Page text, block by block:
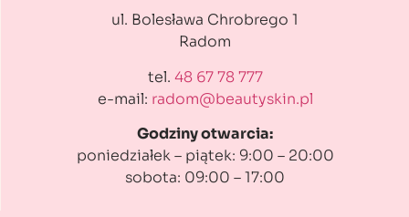
ul. Bolesława Chrobrego 1
Radom
tel. 48 67 78 777
e-mail: radom@beautyskin.pl
Godziny otwarcia:
poniedziałek – piątek: 9:00 – 20:00
sobota: 09:00 – 17:00